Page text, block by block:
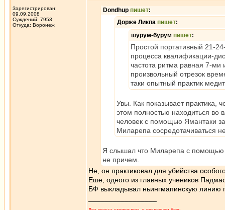
Зарегистрирован:
09.09.2008
Суждений: 7953
Откуда: Воронеж
Dondhup пишет:
Дорже Ликпа пишет:
шурум-бурум пишет:
Простой портативный 21-
процесса квалификации-
частота ритма равная 7-
произвольный отрезок
таки опытный практик
Увы. Как показывает практика,
этом полностью находиться
человек с помощью Ямантаки
Миларепа сосредотачиваться
Я слышал что Миларепа с помощью
не причем.
Не, он практиковал для убийства
Еше, одного из главных учеников
БФ выкладывал ньингмапинскую линию